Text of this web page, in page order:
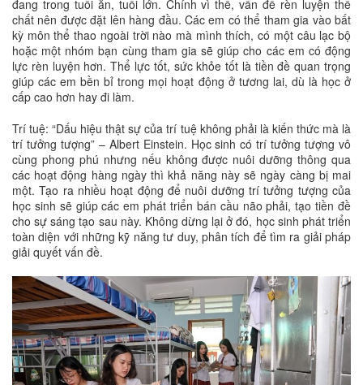
đang trong tuổi ăn, tuổi lớn. Chính vì thế, vấn đề rèn luyện thể
chất nên được đặt lên hàng đầu. Các em có thể tham gia vào bất
kỳ môn thể thao ngoài trời nào mà mình thích, có một câu lạc bộ
hoặc một nhóm bạn cùng tham gia sẽ giúp cho các em có động
lực rèn luyện hơn. Thể lực tốt, sức khỏe tốt là tiền đề quan trọng
giúp các em bền bỉ trong mọi hoạt động ở tương lai, dù là học ở
cấp cao hơn hay đi làm.
Trí tuệ: “Dấu hiệu thật sự của trí tuệ không phải là kiến thức mà là
trí tưởng tượng” – Albert Einstein. Học sinh có trí tưởng tượng vô
cùng phong phú nhưng nếu không được nuôi dưỡng thông qua
các hoạt động hàng ngày thì khả năng này sẽ ngày càng bị mai
một. Tạo ra nhiều hoạt động để nuôi dưỡng trí tưởng tượng của
học sinh sẽ giúp các em phát triển bán cầu não phải, tạo tiền đề
cho sự sáng tạo sau này. Không dừng lại ở đó, học sinh phát triển
toàn diện với những kỹ năng tư duy, phân tích để tìm ra giải pháp
giải quyết vấn đề.